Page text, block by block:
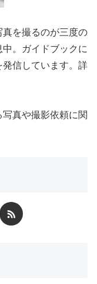
を撮るのが三度の
。ガイドブックに
信しています。詳
真や撮影依頼に関